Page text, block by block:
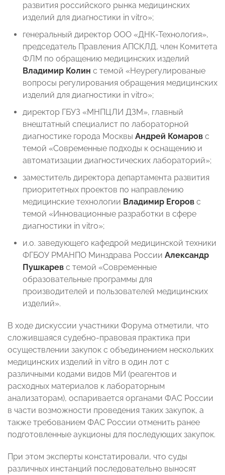
развития российского рынка медицинских
изделий для диагностики in vitro»;
генеральный директор ООО «ДНК-Технология»,
председатель Правления АПСКЛД, член Комитета
ФЛМ по обращению медицинских изделий
Владимир Колин с темой «Неурегулированые
вопросы регулирования обращения медицинских
изделий для диагностики in vitro»;
директор ГБУЗ «МНПЦЛИ ДЗМ», главный
внештатный специалист по лабораторной
диагностике города Москвы Андрей Комаров с
темой «Современные подходы к оснащению и
автоматизации диагностических лабораторий»;
заместитель директора департамента развития
приоритетных проектов по направлению
медицинские технологии Владимир Егоров с
темой «Инновационные разработки в сфере
диагностики in vitro»;
и.о. заведующего кафедрой медицинской техники
ФГБОУ РМАНПО Минздрава России Александр
Пушкарев с темой «Современные
образовательные программы для
производителей и пользователей медицинских
изделий».
В ходе дискуссии участники Форума отметили, что
сложившаяся судебно-правовая практика при
осуществлении закупок с объединением нескольких
медицинских изделий in vitro в один лот с
различными кодами видов МИ (реагентов и
расходных материалов к лабораторным
анализаторам), оспаривается органами ФАС России
в части возможности проведения таких закупок, а
также требованием ФАС России отменить ранее
подготовленные аукционы для последующих закупок.
При этом эксперты констатировали, что суды
различных инстанций последовательно выносят